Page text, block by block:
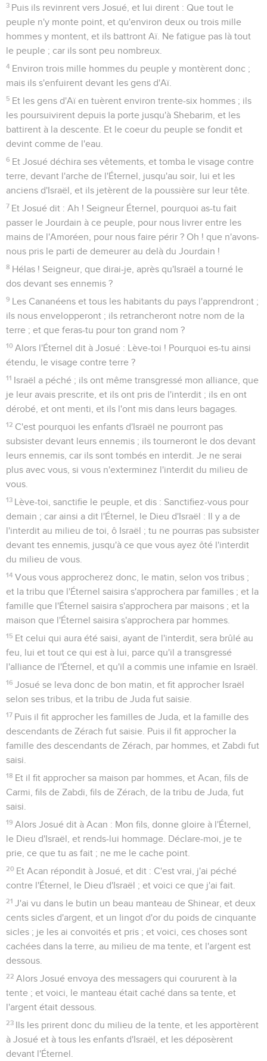
3 Puis ils revinrent vers Josué, et lui dirent : Que tout le
peuple n'y monte point, et qu'environ deux ou trois mille
hommes y montent, et ils battront Aï. Ne fatigue pas là tout
le peuple ; car ils sont peu nombreux.
4 Environ trois mille hommes du peuple y montèrent donc ;
mais ils s'enfuirent devant les gens d'Aï.
5 Et les gens d'Aï en tuèrent environ trente-six hommes ; ils
les poursuivirent depuis la porte jusqu'à Shebarim, et les
battirent à la descente. Et le coeur du peuple se fondit et
devint comme de l'eau.
6 Et Josué déchira ses vêtements, et tomba le visage contre
terre, devant l'arche de l'Éternel, jusqu'au soir, lui et les
anciens d'Israël, et ils jetèrent de la poussière sur leur tête.
7 Et Josué dit : Ah ! Seigneur Éternel, pourquoi as-tu fait
passer le Jourdain à ce peuple, pour nous livrer entre les
mains de l'Amoréen, pour nous faire périr ? Oh ! que n'avons-
nous pris le parti de demeurer au delà du Jourdain !
8 Hélas ! Seigneur, que dirai-je, après qu'Israël a tourné le
dos devant ses ennemis ?
9 Les Cananéens et tous les habitants du pays l'apprendront ;
ils nous envelopperont ; ils retrancheront notre nom de la
terre ; et que feras-tu pour ton grand nom ?
10 Alors l'Éternel dit à Josué : Lève-toi ! Pourquoi es-tu ainsi
étendu, le visage contre terre ?
11 Israël a péché ; ils ont même transgressé mon alliance, que
je leur avais prescrite, et ils ont pris de l'interdit ; ils en ont
dérobé, et ont menti, et ils l'ont mis dans leurs bagages.
12 C'est pourquoi les enfants d'Israël ne pourront pas
subsister devant leurs ennemis ; ils tourneront le dos devant
leurs ennemis, car ils sont tombés en interdit. Je ne serai
plus avec vous, si vous n'exterminez l'interdit du milieu de
vous.
13 Lève-toi, sanctifie le peuple, et dis : Sanctifiez-vous pour
demain ; car ainsi a dit l'Éternel, le Dieu d'Israël : Il y a de
l'interdit au milieu de toi, ô Israël ; tu ne pourras pas subsister
devant tes ennemis, jusqu'à ce que vous ayez ôté l'interdit
du milieu de vous.
14 Vous vous approcherez donc, le matin, selon vos tribus ;
et la tribu que l'Éternel saisira s'approchera par familles ; et la
famille que l'Éternel saisira s'approchera par maisons ; et la
maison que l'Éternel saisira s'approchera par hommes.
15 Et celui qui aura été saisi, ayant de l'interdit, sera brûlé au
feu, lui et tout ce qui est à lui, parce qu'il a transgressé
l'alliance de l'Éternel, et qu'il a commis une infamie en Israël.
16 Josué se leva donc de bon matin, et fit approcher Israël
selon ses tribus, et la tribu de Juda fut saisie.
17 Puis il fit approcher les familles de Juda, et la famille des
descendants de Zérach fut saisie. Puis il fit approcher la
famille des descendants de Zérach, par hommes, et Zabdi fut
saisi.
18 Et il fit approcher sa maison par hommes, et Acan, fils de
Carmi, fils de Zabdi, fils de Zérach, de la tribu de Juda, fut
saisi.
19 Alors Josué dit à Acan : Mon fils, donne gloire à l'Éternel,
le Dieu d'Israël, et rends-lui hommage. Déclare-moi, je te
prie, ce que tu as fait ; ne me le cache point.
20 Et Acan répondit à Josué, et dit : C'est vrai, j'ai péché
contre l'Éternel, le Dieu d'Israël ; et voici ce que j'ai fait.
21 J'ai vu dans le butin un beau manteau de Shinear, et deux
cents sicles d'argent, et un lingot d'or du poids de cinquante
sicles ; je les ai convoités et pris ; et voici, ces choses sont
cachées dans la terre, au milieu de ma tente, et l'argent est
dessous.
22 Alors Josué envoya des messagers qui coururent à la
tente ; et voici, le manteau était caché dans sa tente, et
l'argent était dessous.
23 Ils les prirent donc du milieu de la tente, et les apportèrent
à Josué et à tous les enfants d'Israël, et les déposèrent
devant l'Éternel.